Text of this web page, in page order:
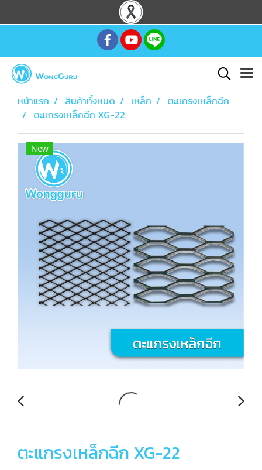
หน้าแรก สินค้าทั้งหมด เหล็ก
ตะแกรงเหล็กฉีก
ตะแกรงเหล็กฉีก XG-22
New
ตะแกรงเหล็กฉีก XG-22